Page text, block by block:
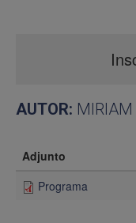
AUTOR: MIRIAM
Adjunto
Programa